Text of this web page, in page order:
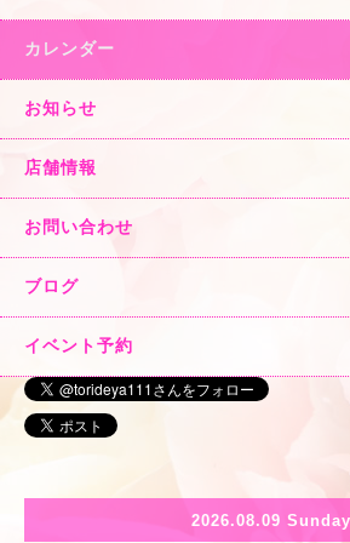
カレンダー
お知らせ
店舗情報
お問い合わせ
ブログ
イベント予約
2026.08.09 Sunday